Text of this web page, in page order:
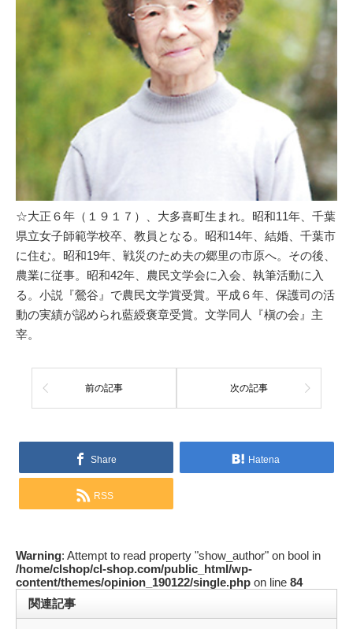
☆大正６年（１９１７）、大多喜町生まれ。昭和11年、千葉
県立女子師範学校卒、教員となる。昭和14年、結婚、千葉市
に住む。昭和19年、戦災のため夫の郷里の市原へ。その後、
農業に従事。昭和42年、農民文学会に入会、執筆活動に入
る。小説『鶯谷』で農民文学賞受賞。平成６年、保護司の活
動の実績が認められ藍綬褒章受賞。文学同人『槇の会』主
宰。
前の記事 次の記事
Share Hatena
RSS
Warning: Attempt to read property "show_author" on bool in
/home/clshop/cl-shop.com/public_html/wp-
content/themes/opinion_190122/single.php on line 84
関連記事